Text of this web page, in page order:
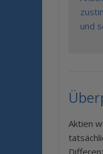
und
Aktien